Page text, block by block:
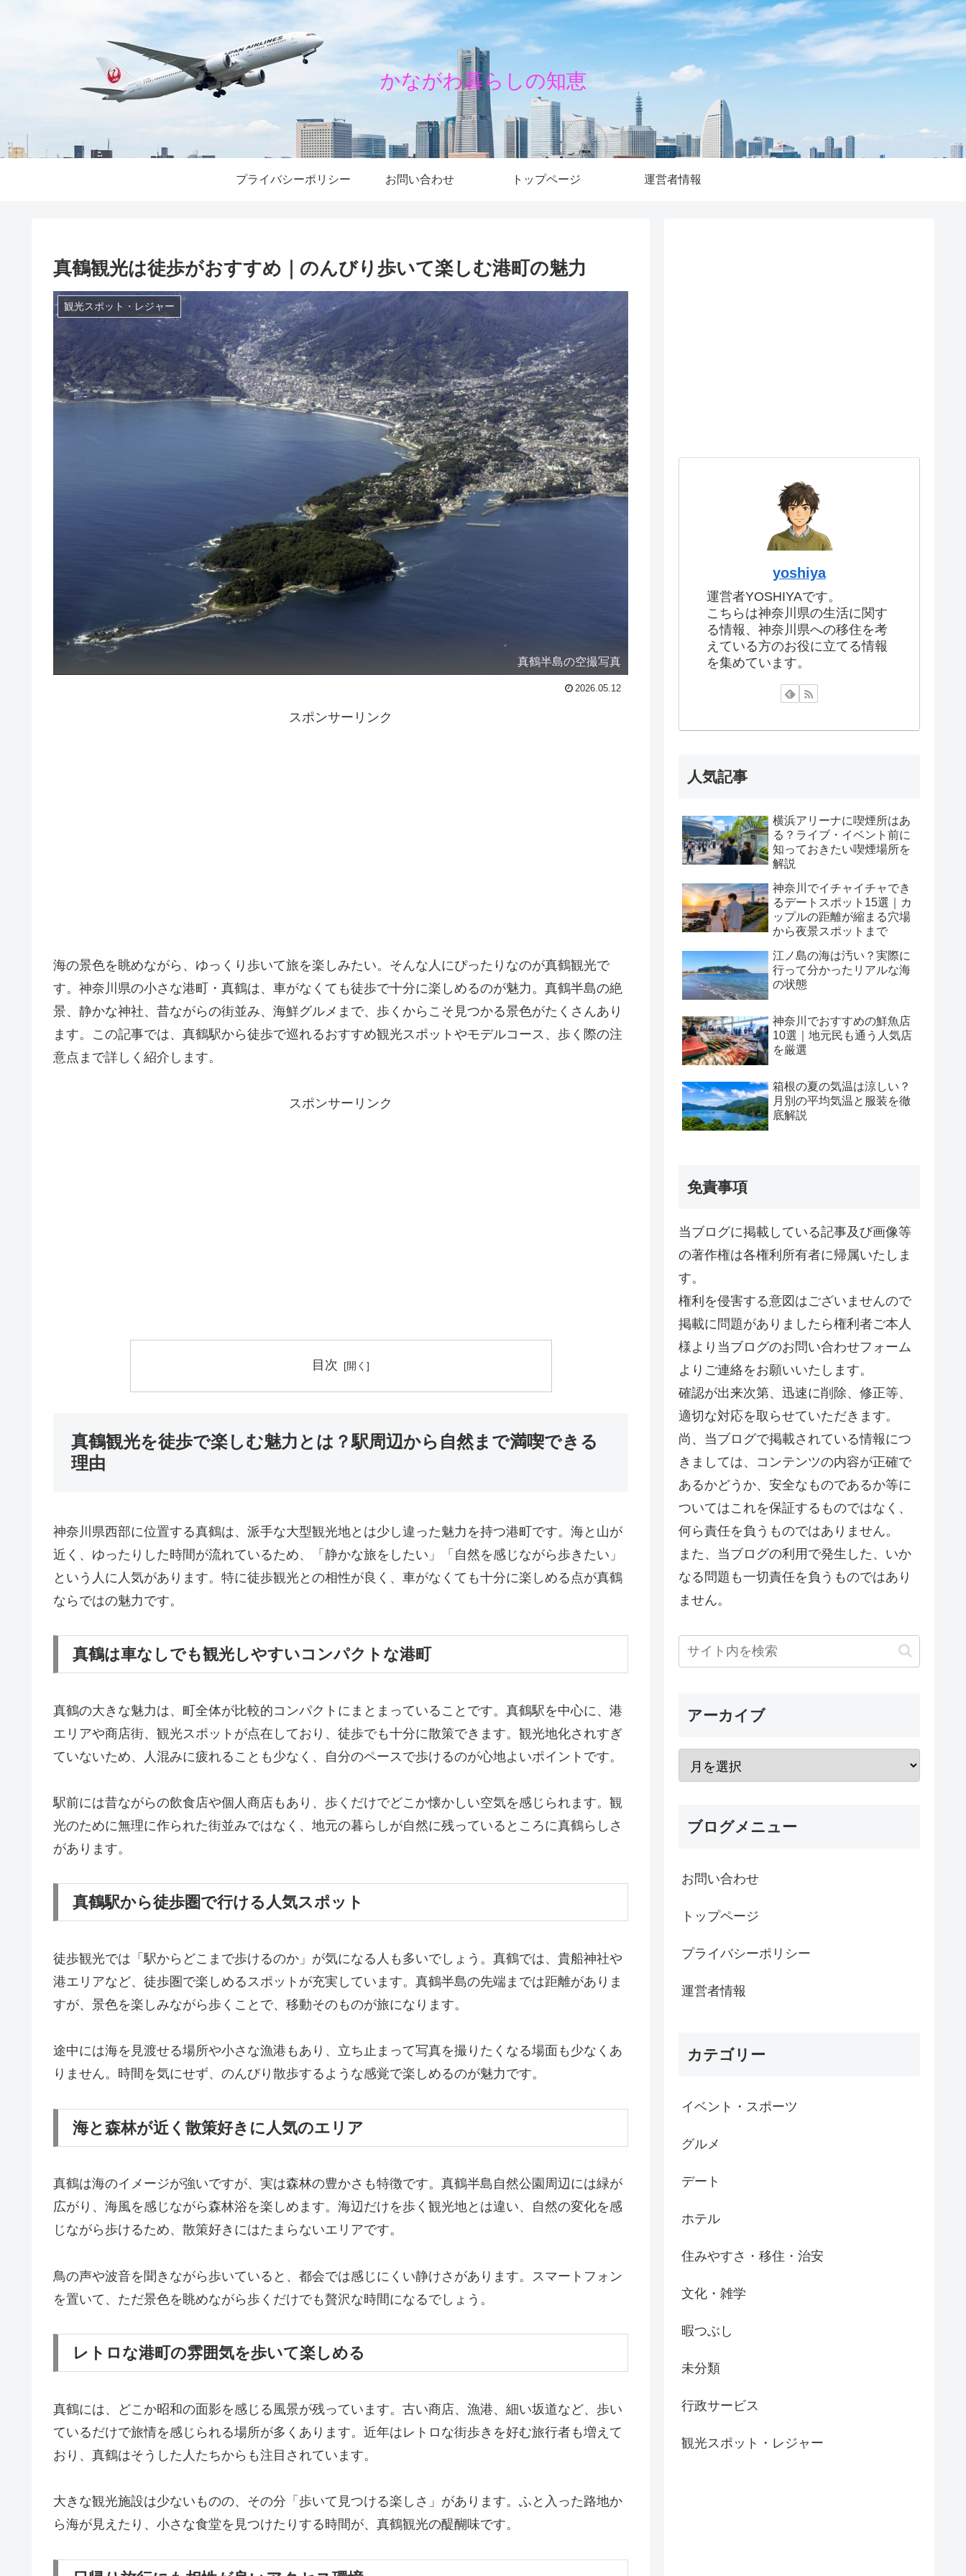
かながわ暮らしの知恵
プライバシーポリシー お問い合わせ トップページ 運営者情報
真鶴観光は徒歩がおすすめ｜のんびり歩いて楽しむ港町の魅力
観光スポット・レジャー
真鶴半島の空撮写真
2026.05.12
スポンサーリンク
海の景色を眺めながら、ゆっくり歩いて旅を楽しみたい。そんな人にぴったりなのが真鶴観光で
す。神奈川県の小さな港町・真鶴は、車がなくても徒歩で十分に楽しめるのが魅力。真鶴半島の絶
景、静かな神社、昔ながらの街並み、海鮮グルメまで、歩くからこそ見つかる景色がたくさんあり
ます。この記事では、真鶴駅から徒歩で巡れるおすすめ観光スポットやモデルコース、歩く際の注
意点まで詳しく紹介します。
スポンサーリンク
目次
真鶴観光を徒歩で楽しむ魅力とは？駅周辺から自然まで満喫できる
理由
神奈川県西部に位置する真鶴は、派手な大型観光地とは少し違った魅力を持つ港町です。海と山が
近く、ゆったりした時間が流れているため、「静かな旅をしたい」「自然を感じながら歩きたい」
という人に人気があります。特に徒歩観光との相性が良く、車がなくても十分に楽しめる点が真鶴
ならではの魅力です。
真鶴は車なしでも観光しやすいコンパクトな港町
真鶴の大きな魅力は、町全体が比較的コンパクトにまとまっていることです。真鶴駅を中心に、港
エリアや商店街、観光スポットが点在しており、徒歩でも十分に散策できます。観光地化されすぎ
ていないため、人混みに疲れることも少なく、自分のペースで歩けるのが心地よいポイントです。
駅前には昔ながらの飲食店や個人商店もあり、歩くだけでどこか懐かしい空気を感じられます。観
光のために無理に作られた街並みではなく、地元の暮らしが自然に残っているところに真鶴らしさ
があります。
真鶴駅から徒歩圏で行ける人気スポット
徒歩観光では「駅からどこまで歩けるのか」が気になる人も多いでしょう。真鶴では、貴船神社や
港エリアなど、徒歩圏で楽しめるスポットが充実しています。真鶴半島の先端までは距離がありま
すが、景色を楽しみながら歩くことで、移動そのものが旅になります。
途中には海を見渡せる場所や小さな漁港もあり、立ち止まって写真を撮りたくなる場面も少なくあ
りません。時間を気にせず、のんびり散歩するような感覚で楽しめるのが魅力です。
海と森林が近く散策好きに人気のエリア
真鶴は海のイメージが強いですが、実は森林の豊かさも特徴です。真鶴半島自然公園周辺には緑が
広がり、海風を感じながら森林浴を楽しめます。海辺だけを歩く観光地とは違い、自然の変化を感
じながら歩けるため、散策好きにはたまらないエリアです。
鳥の声や波音を聞きながら歩いていると、都会では感じにくい静けさがあります。スマートフォン
を置いて、ただ景色を眺めながら歩くだけでも贅沢な時間になるでしょう。
レトロな港町の雰囲気を歩いて楽しめる
真鶴には、どこか昭和の面影を感じる風景が残っています。古い商店、漁港、細い坂道など、歩い
ているだけで旅情を感じられる場所が多くあります。近年はレトロな街歩きを好む旅行者も増えて
おり、真鶴はそうした人たちからも注目されています。
大きな観光施設は少ないものの、その分「歩いて見つける楽しさ」があります。ふと入った路地か
ら海が見えたり、小さな食堂を見つけたりする時間が、真鶴観光の醍醐味です。
yoshiya
運営者YOSHIYAです。
こちらは神奈川県の生活に関す
る情報、神奈川県への移住を考
えている方のお役に立てる情報
を集めています。
人気記事
横浜アリーナに喫煙所はあ
る？ライブ・イベント前に
知っておきたい喫煙場所を
解説
神奈川でイチャイチャでき
るデートスポット15選｜カ
ップルの距離が縮まる穴場
から夜景スポットまで
江ノ島の海は汚い？実際に
行って分かったリアルな海
の状態
神奈川でおすすめの鮮魚店
10選｜地元民も通う人気店
を厳選
箱根の夏の気温は涼しい？
月別の平均気温と服装を徹
底解説
免責事項
当ブログに掲載している記事及び画像等
の著作権は各権利所有者に帰属いたしま
す。
権利を侵害する意図はございませんので
掲載に問題がありましたら権利者ご本人
様より当ブログのお問い合わせフォーム
よりご連絡をお願いいたします。
確認が出来次第、迅速に削除、修正等、
適切な対応を取らせていただきます。
尚、当ブログで掲載されている情報につ
きましては、コンテンツの内容が正確で
あるかどうか、安全なものであるか等に
ついてはこれを保証するものではなく、
何ら責任を負うものではありません。
また、当ブログの利用で発生した、いか
なる問題も一切責任を負うものではあり
ません。
アーカイブ
ブログメニュー
お問い合わせ
トップページ
プライバシーポリシー
運営者情報
カテゴリー
イベント・スポーツ
グルメ
デート
ホテル
住みやすさ・移住・治安
文化・雑学
暇つぶし
未分類
行政サービス
観光スポット・レジャー